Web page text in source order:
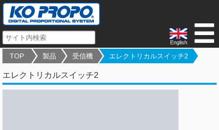
English
TOP 製品 受信機 エレクトリカルスイッチ2
エレクトリカルスイッチ2